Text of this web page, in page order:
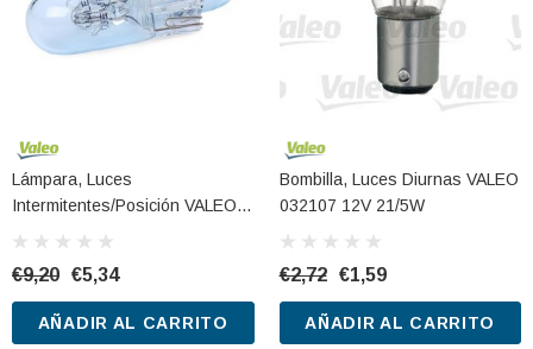
Lámpara, Luces
Intermitentes/posición VALEO
€9,20 €5,34
AÑADIR AL CARRITO
Bombilla, Luces Diurnas VALEO
032107 12V 21/5W
€2,72 €1,59
AÑADIR AL CARRITO